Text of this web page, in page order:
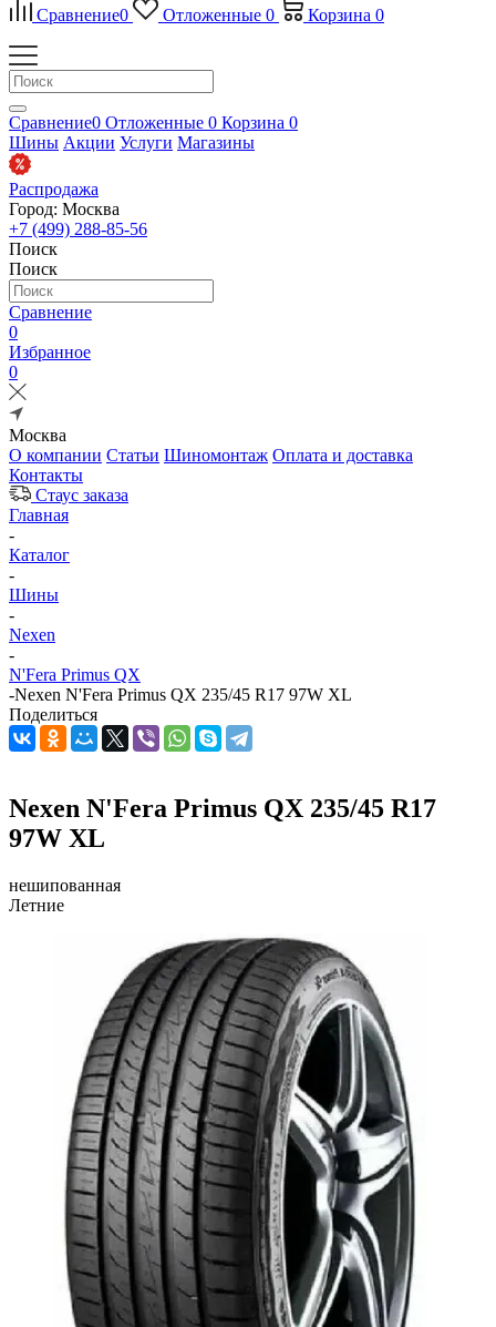
Сравнение0 Отложенные 0 Корзина 0
Сравнение0 Отложенные 0 Корзина 0
Шины Акции Услуги Магазины
Распродажа
Город: Москва
+7 (499) 288-85-56
Поиск
Поиск
Сравнение
0
Избранное
0
Москва
О компании Статьи Шиномонтаж Оплата и доставка
Контакты
Стаус заказа
Главная
-
Каталог
-
Шины
-
Nexen
-
N'Fera Primus QX
-Nexen N'Fera Primus QX 235/45 R17 97W XL
Поделиться
Nexen N'Fera Primus QX 235/45 R17
97W XL
нешипованная
Летние